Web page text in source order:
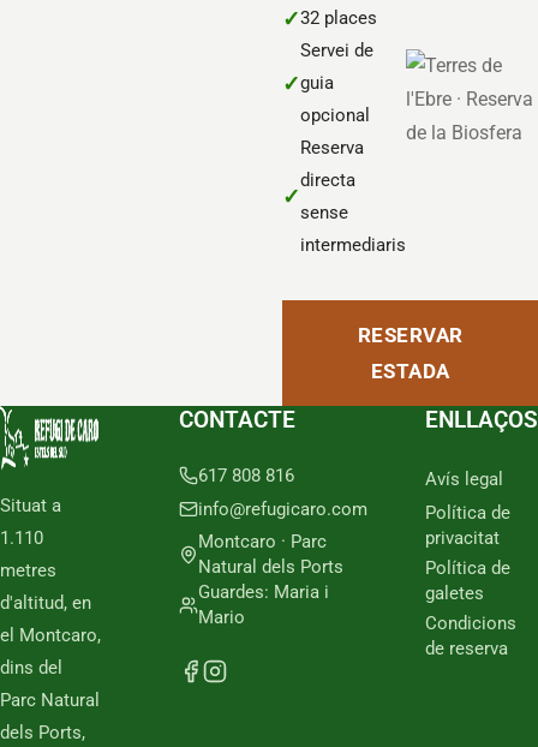
✓32 places
✓
Servei de
guia
opcional
✓
Reserva
directa
sense
intermediaris
RESERVAR
ESTADA
Situat a
1.110
metres
d'altitud, en
el Montcaro,
dins del
Parc Natural
dels Ports,
CONTACTE
617 808 816
info@refugicaro.com
Montcaro · Parc
Natural dels Ports
Guardes: Maria i
Mario
ENLLAÇOS
Avís legal
Política de
privacitat
Política de
galetes
Condicions
de reserva